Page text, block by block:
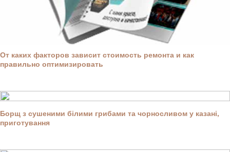
От каких факторов зависит стоимость ремонта и как
правильно оптимизировать
Борщ з сушеними білими грибами та чорносливом у казані,
приготування